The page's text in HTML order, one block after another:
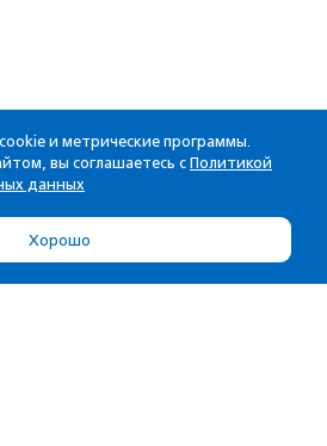
и метрические программы.
вы соглашаетесь с Политикой
данных
Хорошо